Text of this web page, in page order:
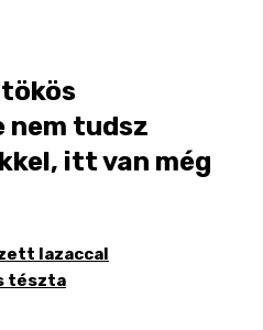
tudsz
itt van még
lazaccal
tészta